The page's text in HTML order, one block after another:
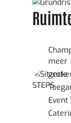
meer
grote
Event